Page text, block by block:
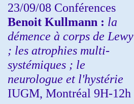
23/09/08 Conférences
Benoit Kullmann : la
démence à corps de Lewy
; les atrophies multi-
systémiques ; le
neurologue et l'hystérie
IUGM, Montréal 9H-12h